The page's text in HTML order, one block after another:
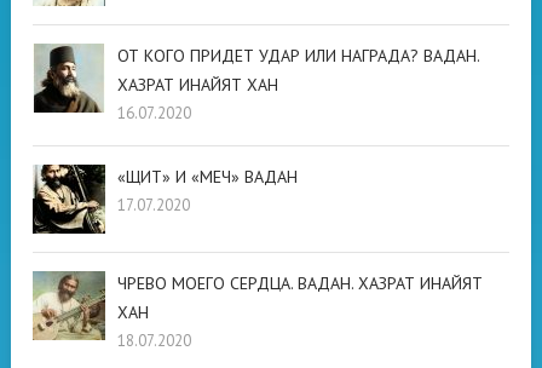
ОТ КОГО ПРИДЕТ УДАР ИЛИ НАГРАДА? ВАДАН.
ХАЗРАТ ИНАЙЯТ ХАН
16.07.2020
«ЩИТ» И «МЕЧ» ВАДАН
17.07.2020
ЧРЕВО МОЕГО СЕРДЦА. ВАДАН. ХАЗРАТ ИНАЙЯТ
ХАН
18.07.2020